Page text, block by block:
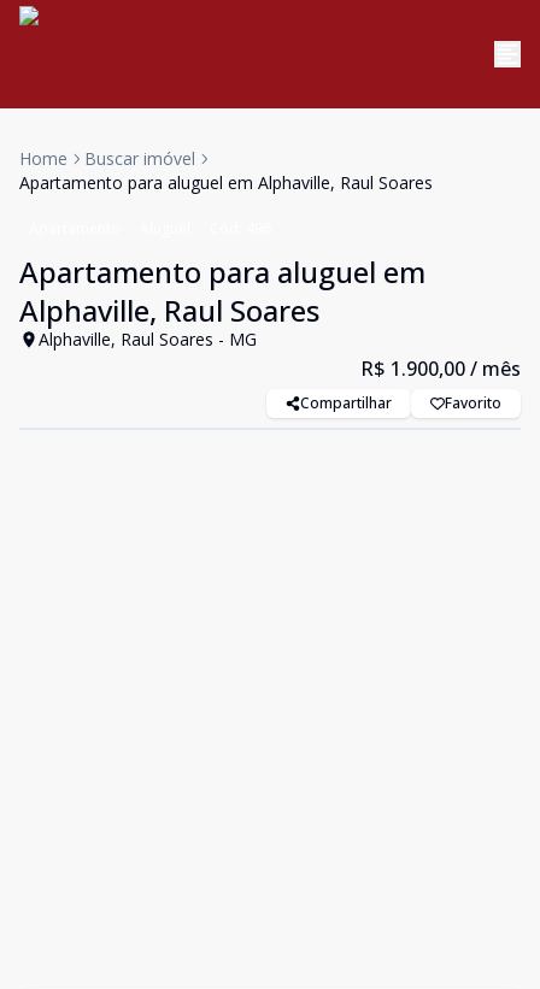
Home
Buscar imóvel
Apartamento para aluguel em Alphaville, Raul Soares
Apartamento para aluguel em
Alphaville, Raul Soares
Alphaville, Raul Soares - MG
R$ 1.900,00/ mês
Compartilhar Favorito